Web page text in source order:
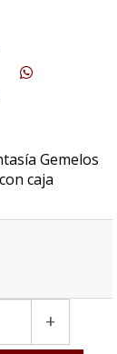
Gemelos
caja
+